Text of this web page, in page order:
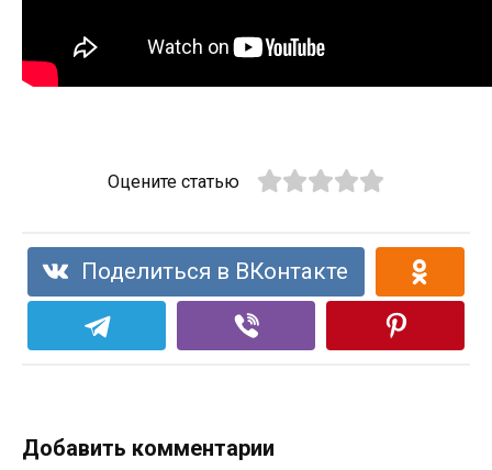
Оцените статью
Поделиться в ВКонтакте
Добавить комментарии